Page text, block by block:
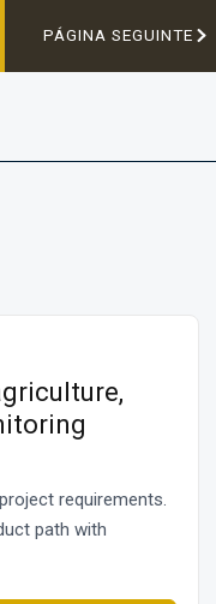
PÁGINA SEGUINTE
requirements.
path with